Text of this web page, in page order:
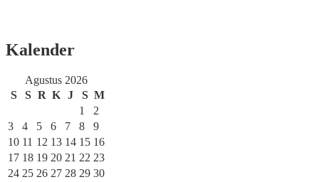
Kalender
Agustus 2026
S
S R K J S M
1
2
3
4 5 6 7 8
9
10 11 12 13 14 15 16
17 18 19 20 21 22 23
24 25 26 27 28 29 30